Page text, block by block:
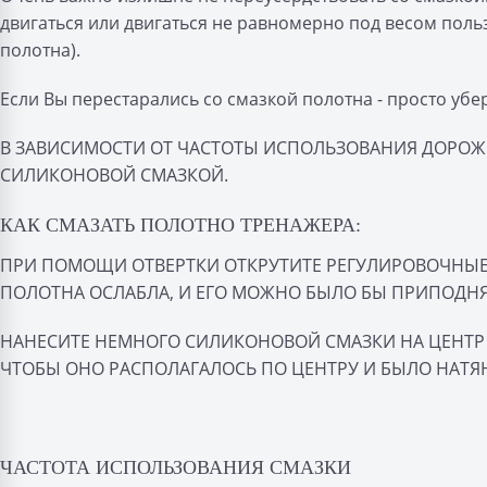
двигаться или двигаться не равномерно под весом
полотна).
Если Вы перестарались со смазкой полотна - просто
В ЗАВИСИМОСТИ ОТ ЧАСТОТЫ ИСПОЛЬЗОВАНИЯ
СИЛИКОНОВОЙ СМАЗКОЙ.
КАК СМАЗАТЬ ПОЛОТНО ТРЕНАЖЕРА:
ПРИ ПОМОЩИ ОТВЕРТКИ ОТКРУТИТЕ
ПОЛОТНА ОСЛАБЛА, И ЕГО МОЖНО БЫЛО БЫ
НАНЕСИТЕ НЕМНОГО СИЛИКОНОВОЙ СМАЗКИ НА
ЧТОБЫ ОНО РАСПОЛАГАЛОСЬ ПО ЦЕНТРУ И БЫЛО
ЧАСТОТА ИСПОЛЬЗОВАНИЯ СМАЗКИ